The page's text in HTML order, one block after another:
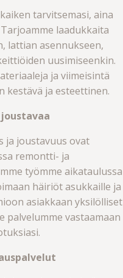
tarvitsemasi, aina
laadukkaita
lattian asennukseen,
uusimiseenkin.
ja viimeisintä
ja esteettinen.
ja joustavuus ovat
remontti- ja
työmme aikataulussa
häiriöt asukkaille ja
asiakkaan yksilölliset
palvelumme vastaamaan